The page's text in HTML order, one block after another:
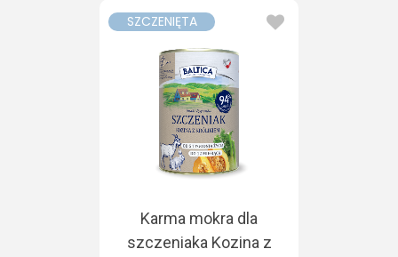
SZCZENIĘTA
Karma mokra dla
szczeniaka Kozina z